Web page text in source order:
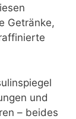
Getränke,
und
– beides